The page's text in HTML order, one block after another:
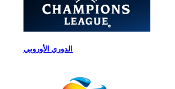
الدوري الأوروبي